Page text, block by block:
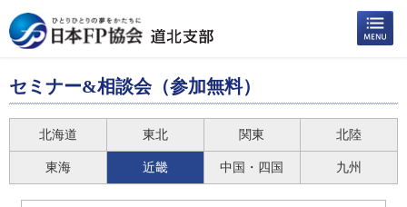
セミナー&相談会（参加無料）
北海道 東北 関東 北陸
東海 近畿 中国・四国 九州